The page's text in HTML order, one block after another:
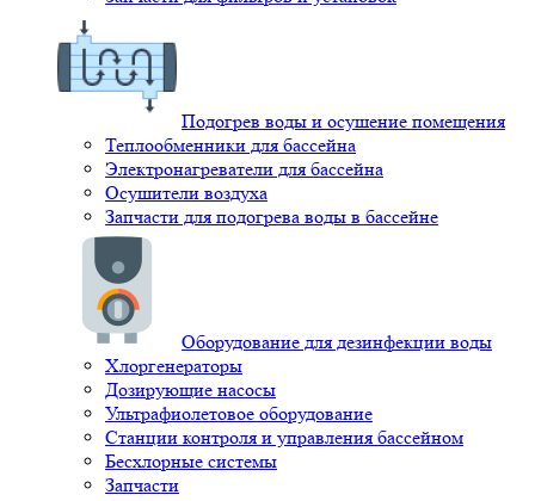
Подогрев воды и осушение помещения
Теплообменники для бассейна
Электронагреватели для бассейна
Осушители воздуха
Запчасти для подогрева воды в бассейне
Оборудование для дезинфекции воды
Хлоргенераторы
Дозирующие насосы
Ультрафиолетовое оборудование
Станции контроля и управления бассейном
Бесхлорные системы
Запчасти